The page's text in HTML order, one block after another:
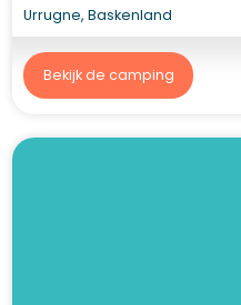
Urrugne, Baskenland
Bekijk de camping